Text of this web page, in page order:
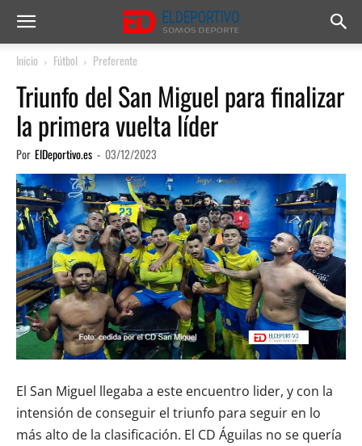
Inicio Fútbol Preferente
Triunfo del San Miguel para finalizar
la primera vuelta líder
Por ElDeportivo.es - 03/12/2023
El San Miguel llegaba a este encuentro lider, y con la
intensión de conseguir el triunfo para seguir en lo
más alto de la clasificación. El CD Águilas no se quería